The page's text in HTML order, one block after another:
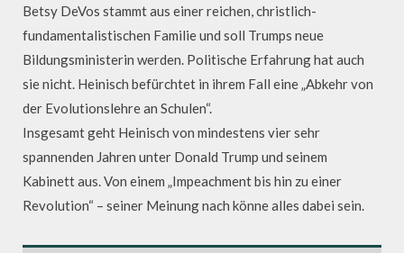
Betsy DeVos stammt aus einer reichen, christlich-
fundamentalistischen Familie und soll Trumps neue
Bildungsministerin werden. Politische Erfahrung hat auch
sie nicht. Heinisch befürchtet in ihrem Fall eine „Abkehr von
der Evolutionslehre an Schulen“.
Insgesamt geht Heinisch von mindestens vier sehr
spannenden Jahren unter Donald Trump und seinem
Kabinett aus. Von einem „Impeachment bis hin zu einer
Revolution“ – seiner Meinung nach könne alles dabei sein.